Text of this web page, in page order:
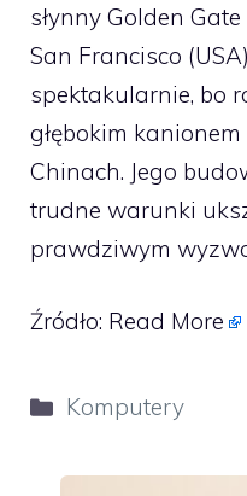
słynny Golden
San Francisco
spektakularnie, bo
głębokim
Chinach. Jego
trudne warunki
prawdziwym
Źródło: Read More
Kategorie
Komputery